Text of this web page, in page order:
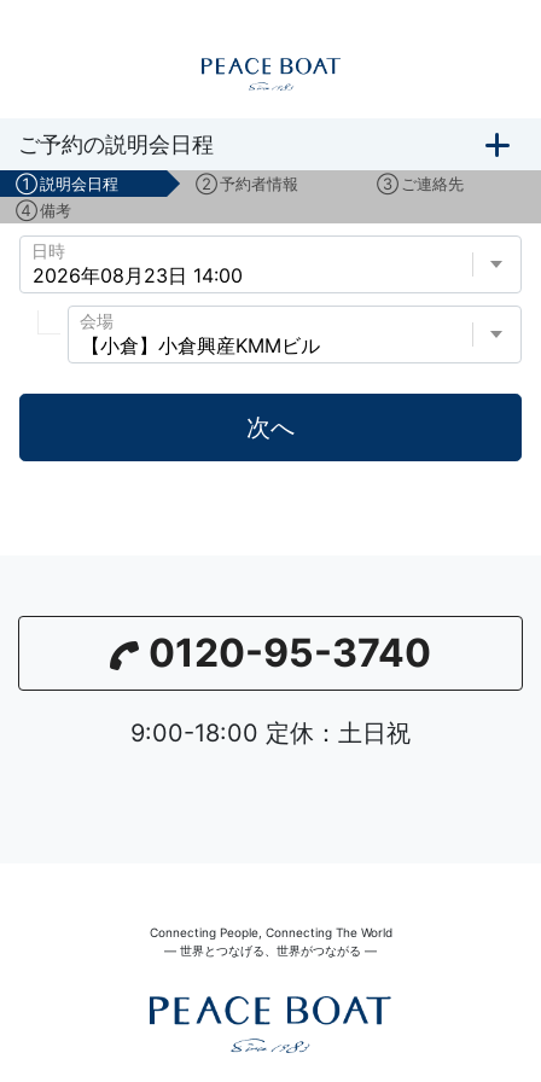
船旅説明会のご予約
ご予約の説明会日程
①説明会日程 ②予約者情報 ③ ご連絡先
④備考
日時
会場
次へ
0120-95-3740
9:00-18:00 定休：土日祝
Connecting People, Connecting The World
― 世界とつなげる、世界がつながる ―